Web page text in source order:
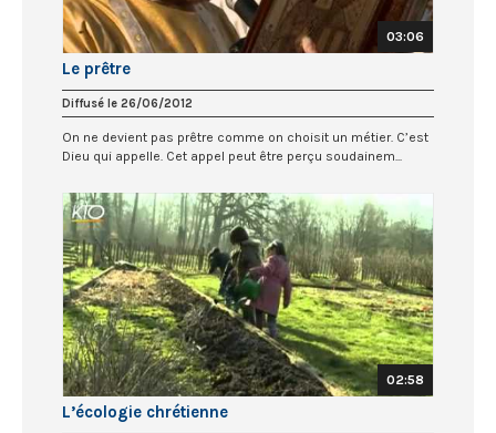
03:06
Le prêtre
Diffusé le 26/06/2012
On ne devient pas prêtre comme on choisit un métier. C’est
Dieu qui appelle. Cet appel peut être perçu soudainem...
02:58
L’écologie chrétienne